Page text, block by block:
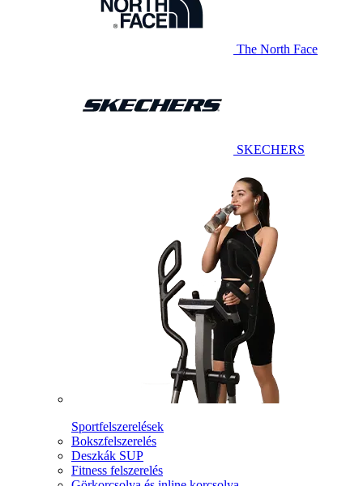
The North Face
SKECHERS
Sportfelszerelések
Bokszfelszerelés
Deszkák SUP
Fitness felszerelés